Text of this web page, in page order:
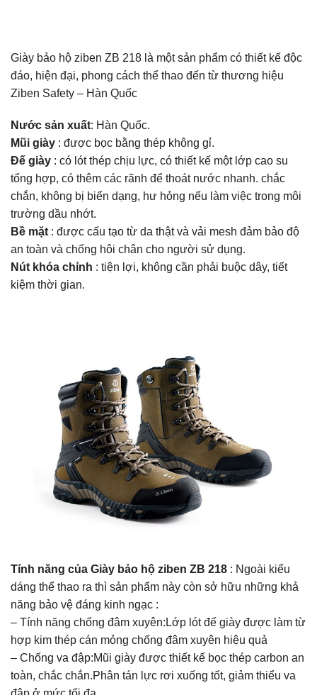
Giày bảo hộ ziben ZB 218 là một sản phẩm có thiết kế độc
đáo, hiện đại, phong cách thể thao đến từ thương hiệu
Ziben Safety – Hàn Quốc
Nước sản xuất: Hàn Quốc.
Mũi giày : được bọc bằng thép không gỉ.
Đế giày : có lót thép chịu lực, có thiết kế một lớp cao su
tổng hợp, có thêm các rãnh để thoát nước nhanh. chắc
chắn, không bị biến dạng, hư hỏng nếu làm việc trong môi
trường dầu nhớt.
Bề mặt : được cấu tạo từ da thật và vải mesh đảm bảo độ
an toàn và chống hôi chân cho người sử dụng.
Nút khóa chỉnh : tiện lợi, không cần phải buộc dây, tiết
kiệm thời gian.
Tính năng của Giày bảo hộ ziben ZB 218 : Ngoài kiểu
dáng thể thao ra thì sản phẩm này còn sở hữu những khả
năng bảo vệ đáng kinh ngạc :
– Tính năng chống đâm xuyên:Lớp lót đế giày được làm từ
hợp kim thép cán mỏng chống đâm xuyên hiệu quả
– Chống va đập:Mũi giày được thiết kế bọc thép carbon an
toàn, chắc chắn.Phân tán lực rơi xuống tốt, giảm thiểu va